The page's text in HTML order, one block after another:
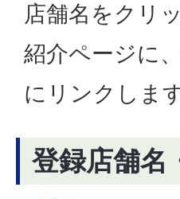
店舗名をクリ
紹介ページに
にリンクします
登録店舗名